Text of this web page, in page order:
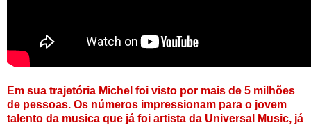
Em sua trajetória Michel foi visto por mais de 5 milhões
de pessoas. Os números impressionam para o jovem
talento da musica que já foi artista da Universal Music, já